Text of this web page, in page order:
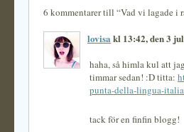
6 kommentarer till “Vad vi lagade i
lovisa kl 13:42, den 3
haha, så himla kul att
timmar sedan! :D titta:
punta-della-lingua-
tack för en finfin blogg!